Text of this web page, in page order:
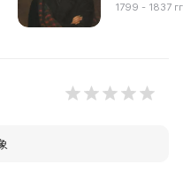
1799 - 1837 гг